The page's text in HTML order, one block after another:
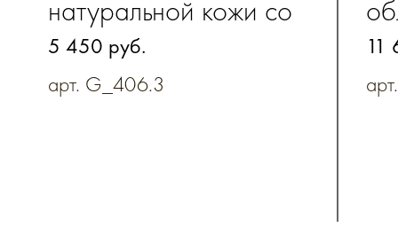
натуральной кожи со
съёмным плечевым
ремешком
5 450 руб.
арт. G_406.3
11